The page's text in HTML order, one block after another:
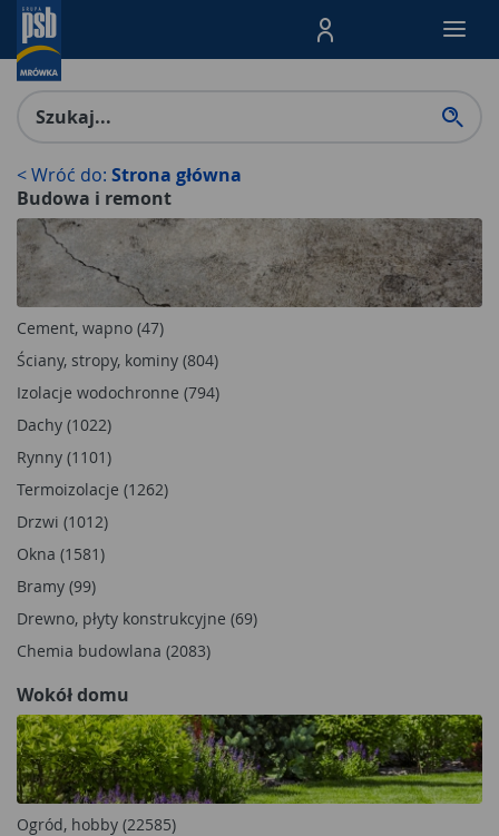
Menu Produktów,
< Wróć do: Strona główna
Budowa i remont
Cement, wapno (47)
Ściany, stropy, kominy (804)
Izolacje wodochronne (794)
Dachy (1022)
Rynny (1101)
Termoizolacje (1262)
Drzwi (1012)
Okna (1581)
Bramy (99)
Drewno, płyty konstrukcyjne (69)
Chemia budowlana (2083)
Wokół domu
Ogród, hobby (22585)